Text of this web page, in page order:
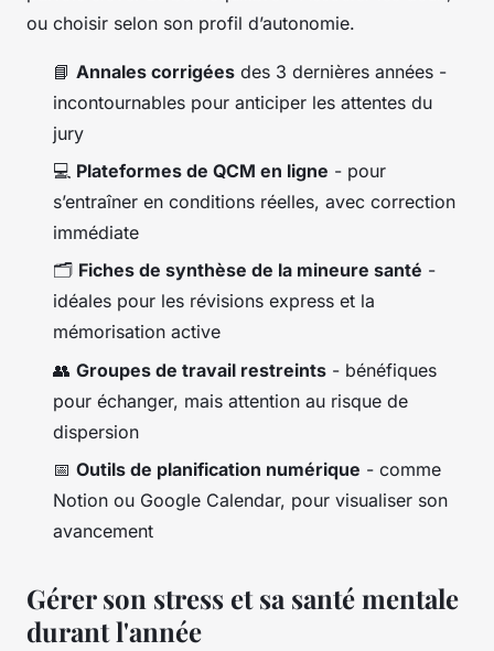
ou choisir selon son profil d’autonomie.
📘 Annales corrigées des 3 dernières années -
incontournables pour anticiper les attentes du
jury
💻 Plateformes de QCM en ligne - pour
s’entraîner en conditions réelles, avec correction
immédiate
🗂️ Fiches de synthèse de la mineure santé -
idéales pour les révisions express et la
mémorisation active
👥 Groupes de travail restreints - bénéfiques
pour échanger, mais attention au risque de
dispersion
📅 Outils de planification numérique - comme
Notion ou Google Calendar, pour visualiser son
avancement
Gérer son stress et sa santé mentale
durant l'année